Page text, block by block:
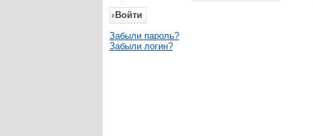
Забыли пароль?
Забыли логин?